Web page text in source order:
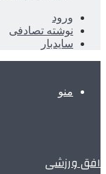
ورود
نوشته تصادفی
سایدبار
منو
افق ورزشی